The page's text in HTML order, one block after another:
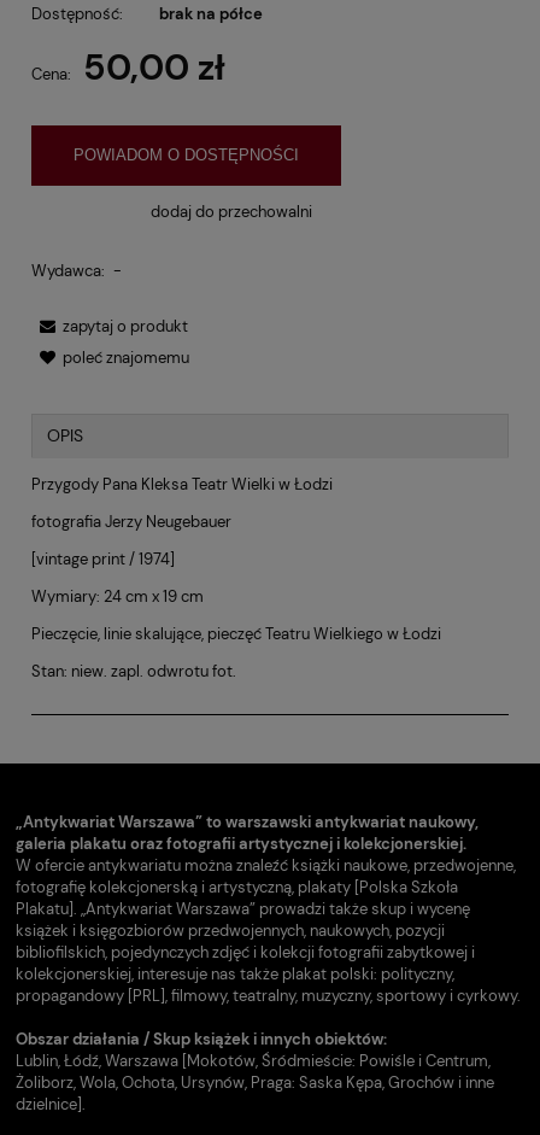
Dostępność: brak na półce
Cena: 50,00 zł
POWIADOM O DOSTĘPNOŚCI
dodaj do przechowalni
Wydawca: -
zapytaj o produkt
poleć znajomemu
OPIS
Przygody Pana Kleksa Teatr Wielki w Łodzi
fotografia Jerzy Neugebauer
[vintage print / 1974]
Wymiary: 24 cm x 19 cm
Pieczęcie, linie skalujące, pieczęć Teatru Wielkiego w Łodzi
Stan: niew. zapl. odwrotu fot.
„Antykwariat Warszawa” to warszawski antykwariat naukowy,
galeria plakatu oraz fotografii artystycznej i kolekcjonerskiej.
W ofercie antykwariatu można znaleźć książki naukowe, przedwojenne,
fotografię kolekcjonerską i artystyczną, plakaty [Polska Szkoła
Plakatu]. „Antykwariat Warszawa” prowadzi także skup i wycenę
książek i księgozbiorów przedwojennych, naukowych, pozycji
bibliofilskich, pojedynczych zdjęć i kolekcji fotografii zabytkowej i
kolekcjonerskiej, interesuje nas także plakat polski: polityczny,
propagandowy [PRL], filmowy, teatralny, muzyczny, sportowy i cyrkowy.
Obszar działania / Skup książek i innych obiektów:
Lublin, Łódź, Warszawa [Mokotów, Śródmieście: Powiśle i Centrum,
Żoliborz, Wola, Ochota, Ursynów, Praga: Saska Kępa, Grochów i inne
dzielnice].